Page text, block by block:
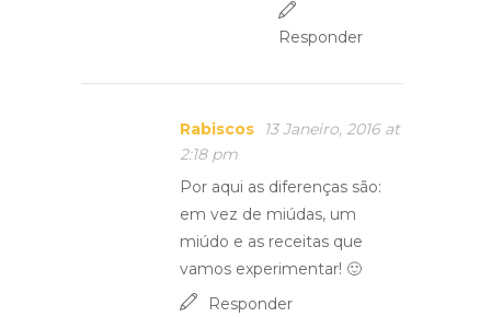
Responder
Rabiscos
13 Janeiro, 2016 at
2:18 pm
Por aqui as diferenças são:
em vez de miúdas, um
miúdo e as receitas que
vamos experimentar! 🙂
Responder